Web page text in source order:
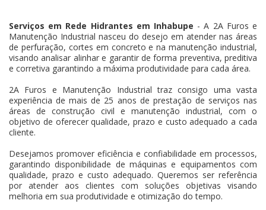
Serviços em Rede Hidrantes em Inhabupe - A 2A Furos e
Manutenção Industrial nasceu do desejo em atender nas áreas
de perfuração, cortes em concreto e na manutenção industrial,
visando analisar alinhar e garantir de forma preventiva, preditiva
e corretiva garantindo a máxima produtividade para cada área.
2A Furos e Manutenção Industrial traz consigo uma vasta
experiência de mais de 25 anos de prestação de serviços nas
áreas de construção civil e manutenção industrial, com o
objetivo de oferecer qualidade, prazo e custo adequado a cada
cliente.
Desejamos promover eficiência e confiabilidade em processos,
garantindo disponibilidade de máquinas e equipamentos com
qualidade, prazo e custo adequado. Queremos ser referência
por atender aos clientes com soluções objetivas visando
melhoria em sua produtividade e otimização do tempo.